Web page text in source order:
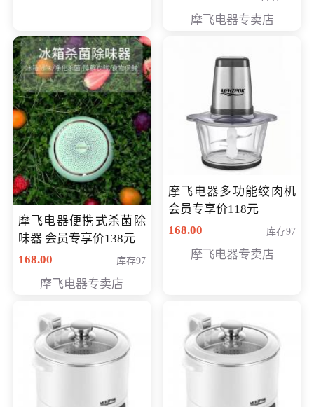
摩飞电器专卖店
摩飞电器便携式杀菌除
味器 会员专享价138元
168.00
库存97
摩飞电器专卖店
摩飞电器多功能绞肉机
会员专享价118元
168.00
库存97
摩飞电器专卖店